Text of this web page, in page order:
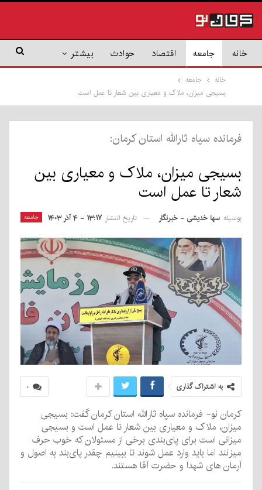
خانه جامعه اقتصاد حوادث بیشتر
خانه
جامعه
بسیجی میزان، ملاک و معیاری بین شعار تا عمل است
فرمانده سپاه ثارالله استان کرمان:
بسیجی میزان، ملاک و معیاری بین
شعار تا عمل است
جامعه بوسیله سها خدیشی - خبرنگار تاریخ انتشار ۱۳:۱۷ - ۴ آذر ۱۴۰۳
۰ به اشتراک گذاری
کرمان نو- فرمانده سپاه ثارالله استان کرمان گفت: بسیجی
میزان، ملاک و معیاری بین شعار تا عمل است و بسیجی
میزانی است برای پای‌بندی برخی از مسئولان که خوب حرف
میزنند اما باید وارد عمل شوند تا ببینیم چقدر پای‌بند به اصول و
آرمان های شهدا و حضرت آقا هستند.